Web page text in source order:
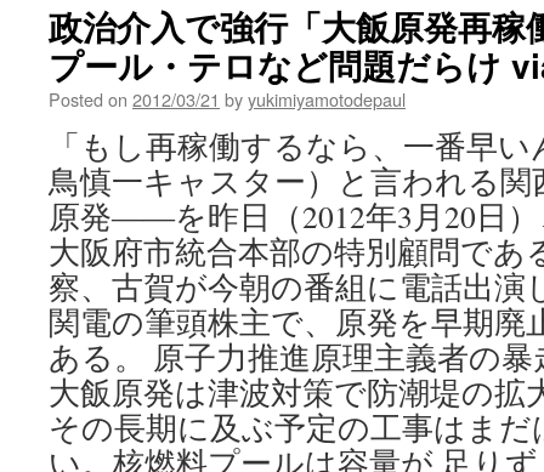
政治介入で強行「大飯原発再稼
プール・テロなど問題だらけ
Posted on 2012/03/21 byyukimiyamotodepaul
「もし再稼働するなら、一番早
鳥慎一キャスター）と言われる関
原発――を昨日（2012年3月20日
大阪府市統合本部の特別顧問であ
察、古賀が今朝の番組に電話出演
関電の筆頭株主で、原発を早期廃
ある。 原子力推進原理主義者の
大飯原発は津波対策で防潮堤の拡
その長期に及ぶ予定の工事はま
い。核燃料プールは容量が 足り